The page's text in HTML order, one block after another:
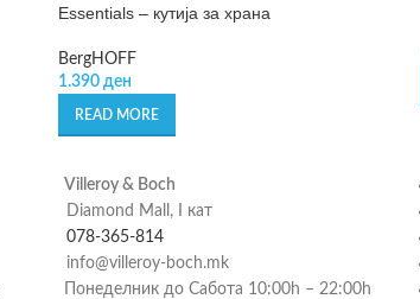
Essentials – кутија за храна
BergHOFF
1.390 ден
READ MORE
Villeroy & Boch
Diamond Mall, I кат
078-365-814
info@villeroy-boch.mk
Понеделник до Сабота 10:00h – 22:00h